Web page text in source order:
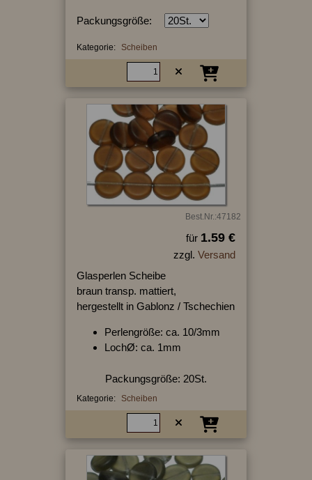
Packungsgröße:
Kategorie: Scheiben
Best.Nr.:47182
für 1.59 €
zzgl. Versand
Glasperlen Scheibe
braun transp. mattiert,
hergestellt in Gablonz / Tschechien
Perlengröße: ca. 10/3mm
LochØ: ca. 1mm
Packungsgröße: 20St.
Kategorie: Scheiben